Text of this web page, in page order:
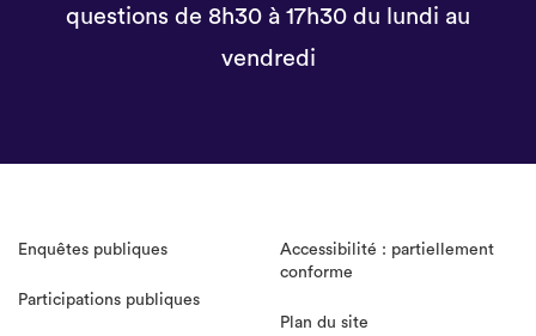
questions de 8h30 à 17h30 du lundi au
vendredi
Enquêtes publiques
Participations publiques
Accessibilité : partiellement
conforme
Plan du site